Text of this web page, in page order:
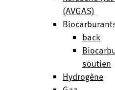
(AVGAS)
back
soutien
Hydrogène